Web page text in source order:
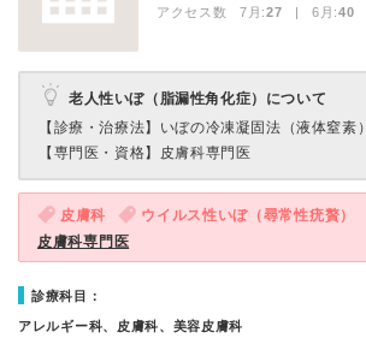
アクセス数 7月:27 | 6月:40
老人性いぼ（脂漏性角化症）について
【診療・治療法】 いぼの冷凍凝固法（液体窒素）
【専門医・資格】 皮膚科専門医
皮膚科 ウイルス性いぼ（尋常性疣贅）
皮膚科専門医
診療科目：
アレルギー科、皮膚科、美容皮膚科